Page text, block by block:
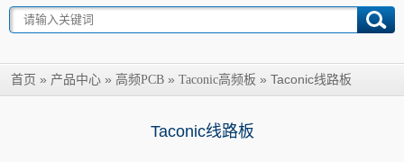
首页 » 产品中心 » 高频PCB » Taconic高频板 » Taconic线路板
Taconic线路板